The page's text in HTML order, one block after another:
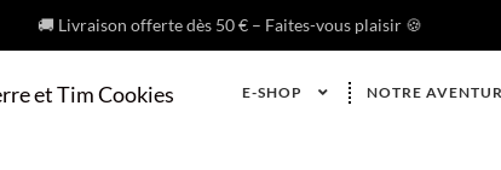
🚚 Livraison offerte dès 50 € – Faites-vous plaisir 🍪
E-SHOP NOTRE